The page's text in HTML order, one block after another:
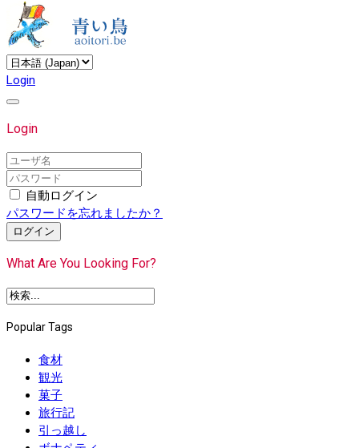
Login
Login
自動ログイン
パスワードを忘れましたか？
ログイン
What Are You Looking For?
Popular Tags
食材
観光
菓子
旅行記
引っ越し